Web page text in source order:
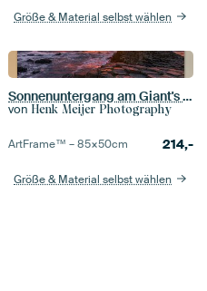
Größe & Material selbst wählen
Sonnenuntergang am Giant's Causeway, Nordirland
von Henk Meijer Photography
ArtFrame™ –85×50cm 214,-
Größe & Material selbst wählen